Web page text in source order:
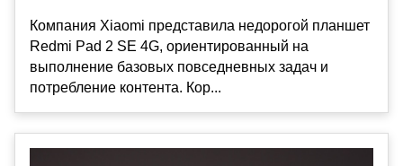
Компания Xiaomi представила недорогой планшет
Redmi Pad 2 SE 4G, ориентированный на
выполнение базовых повседневных задач и
потребление контента. Кор...